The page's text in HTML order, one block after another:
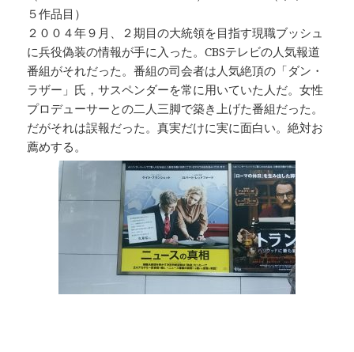
５作品目）
２００４年９月、２期目の大統領を目指す現職ブッシュ
に兵役偽装の情報が手に入った。CBSテレビの人気報道
番組がそれだった。番組の司会者は人気絶頂の「ダン・
ラザー」氏，サスペンダーを常に用いていた人だ。女性
プロデューサーとの二人三脚で築き上げた番組だった。
だがそれは誤報だった。真実だけに実に面白い。絶対お
薦めする。